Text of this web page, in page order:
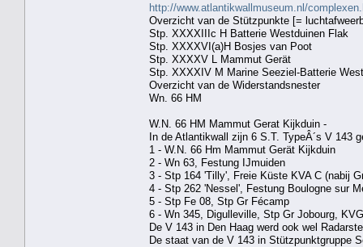
http://www.atlantikwallmuseum.nl/
Overzicht van de Stützpunkte [=
Stp. XXXXIIIc H Batterie Westduinen Flak
Stp. XXXXVI(a)H Bosjes van Poot
Stp. XXXXV L Mammut Gerät
Stp. XXXXIV M Marine Seeziel-Batterie
Overzicht van de Widerstandsnester
Wn. 66 HM
W.N. 66 HM Mammut Gerat Kijkduin -
In de Atlantikwall zijn 6 S.T. TypeÂ´s V 143
1 - W.N. 66 Hm Mammut Gerät Kijkduin
2 - Wn 63, Festung IJmuiden
3 - Stp 164 'Tilly', Freie Küste KVA C (nabij
4 - Stp 262 'Nessel', Festung Boulogne sur
5 - Stp Fe 08, Stp Gr Fécamp
6 - Wn 345, Digulleville, Stp Gr Jobourg,
De V 143 in Den Haag werd ook wel
De staat van de V 143 in Stützpunktgruppe